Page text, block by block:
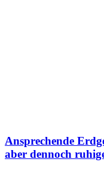
Ansprechende
aber dennoch